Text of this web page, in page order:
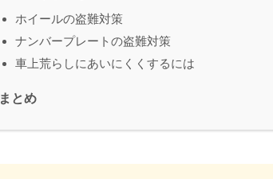
ホイールの盗難対策
ナンバープレートの盗難対策
車上荒らしにあいにくくするには
まとめ